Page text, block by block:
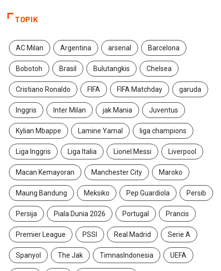
TOPIK
AC Milan Argentina arsenal Barcelona
Bobotoh Brasil Bulutangkis Chelsea
Cristiano Ronaldo FIFA FIFA Matchday garuda
Inggris Inter Milan jak Mania Juventus
Kylian Mbappe Lamine Yamal liga champions
Liga Inggris Liga Italia Lionel Messi Liverpool
Macan Kemayoran Manchester City Maroko
Maung Bandung Meksiko Pep Guardiola Persib
Persija Piala Dunia 2026 Portugal Prancis
Premier League PSSI Real Madrid Serie A
Spanyol The Jak TimnasIndonesia UEFA